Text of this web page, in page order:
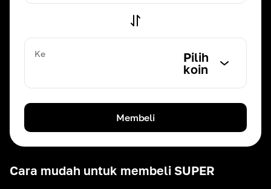
Cara mudah untuk membeli SUPER
Ke
Pilih
koin
Membeli